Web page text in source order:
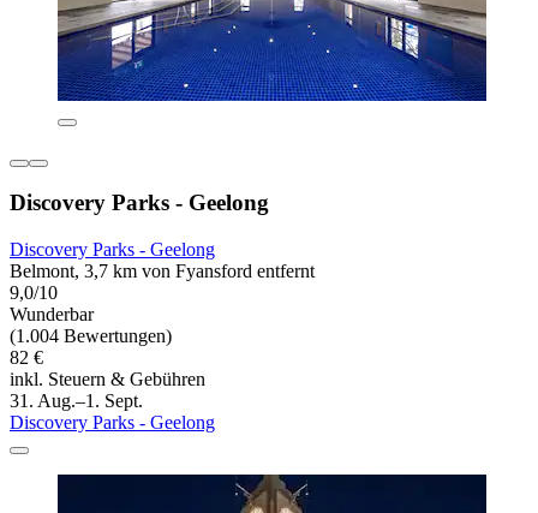
Discovery Parks - Geelong
Discovery Parks - Geelong
Belmont, 3,7 km von Fyansford entfernt
9,0/10
Wunderbar
(1.004 Bewertungen)
82 €
inkl. Steuern & Gebühren
31. Aug.–1. Sept.
Discovery Parks - Geelong